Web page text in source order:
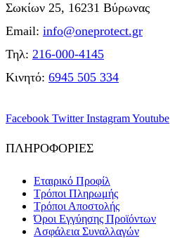
Σωκίων 25, 16231 Βύρωνας
Email: info@oneprotect.gr
Τηλ: 216-000-4145
Κινητό: 6945 505 334
Facebook Twitter InstagramYoutube
ΠΛΗΡΟΦΟΡΙΕΣ
Εταιρικό Προφίλ
Τρόποι Πληρωμής
Τρόποι Αποστολής
Όροι Εγγύησης Προϊόντων
Ασφάλεια Συναλλαγών